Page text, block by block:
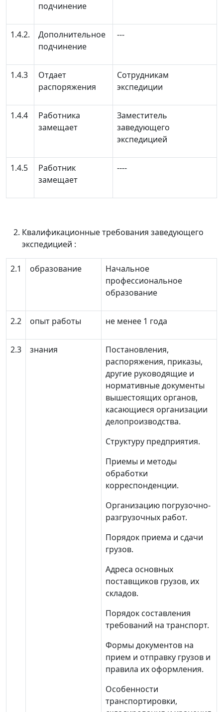
подчинение
1.4.2.
Дополнительное
подчинение
‑‑‑
1.4.3
Отдает
распоряжения
Сотрудникам
экспедиции
1.4.4
Работника
замещает
Заместитель
заведующего
экспедицией
1.4.5
Работник
замещает
‑‑‑‑
Квалификационные требования заведующего
экспедицией :
2.1 образование
Начальное
профессиональное
образование
2.2 опыт работы не менее 1 года
2.3 знания
Постановления,
распоряжения, приказы,
другие руководящие и
нормативные документы
вышестоящих органов,
касающиеся организации
делопроизводства.
Структуру предприятия.
Приемы и методы
обработки
корреспонденции.
Организацию погрузочно-
разгрузочных работ.
Порядок приема и сдачи
грузов.
Адреса основных
поставщиков грузов, их
складов.
Порядок составления
требований на транспорт.
Формы документов на
прием и отправку грузов и
правила их оформления.
Особенности
транспортировки,